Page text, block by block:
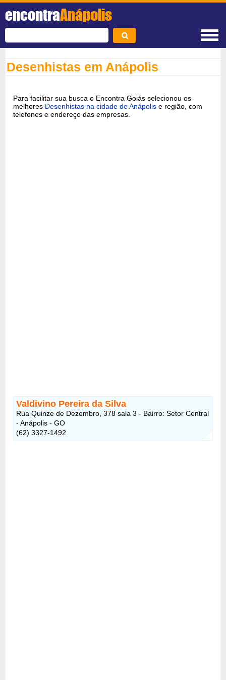
encontraAnápolis
Desenhistas em Anápolis
Para facilitar sua busca o Encontra Goiás selecionou os
melhores Desenhistas na cidade de Anápolis e região, com
telefones e endereço das empresas.
Valdivino Pereira da Silva
Rua Quinze de Dezembro, 378 sala 3 - Bairro: Setor Central
- Anápolis - GO
(62) 3327-1492